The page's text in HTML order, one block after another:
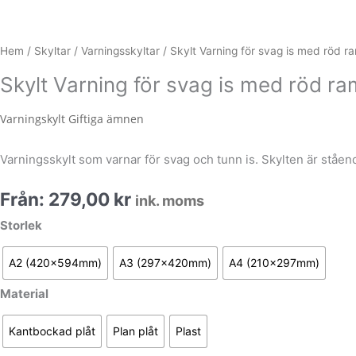
Hem / Skyltar / Varningsskyltar / Skylt Varning för svag is med röd
Skylt Varning för svag is med röd
Varningskylt Giftiga ämnen
Varningsskylt som varnar för svag och tunn is. Skylten är
Från: 279,00 kr ink. moms
Storlek
A2 (420x594mm) A3 (297x420mm) A4 (210x297mm)
Material
Kantbockad plåt Plan plåt Plast
Skylt
för
svag
is
med
röd